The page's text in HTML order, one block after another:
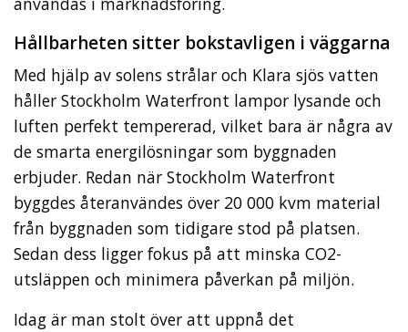
Hållbarheten sitter bokstavligen i väggarna
Med hjälp av solens strålar och Klara sjös vatten
håller Stockholm Waterfront lampor lysande och
luften perfekt tempererad, vilket bara är några av
de smarta energilösningar som byggnaden
erbjuder. Redan när Stockholm Waterfront
byggdes återanvändes över 20 000 kvm material
från byggnaden som tidigare stod på platsen.
Sedan dess ligger fokus på att minska CO2-
utsläppen och minimera påverkan på miljön.
Idag är man stolt över att uppnå det